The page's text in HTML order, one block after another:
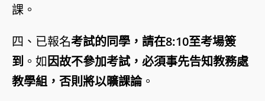
課。
四、已報名考試的同學，請在8:10至考場簽
到 。如因故不參加考試，必須事先告知教務處
教學組，否則將以曠課論。